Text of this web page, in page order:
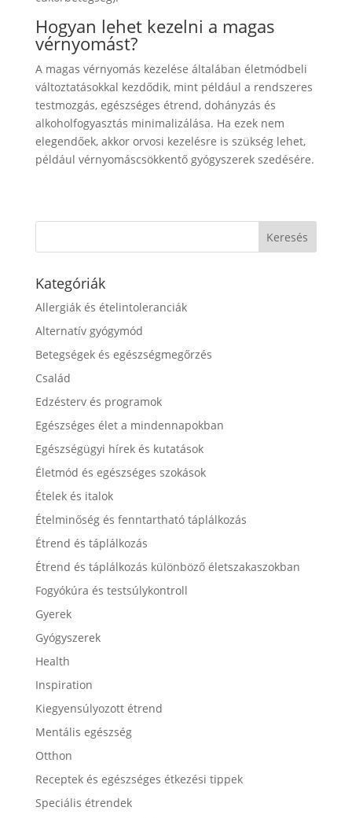
Hogyan lehet kezelni a magas
vérnyomást?
A magas vérnyomás kezelése általában életmódbeli
változtatásokkal kezdődik, mint például a rendszeres
testmozgás, egészséges étrend, dohányzás és
alkoholfogyasztás minimalizálása. Ha ezek nem
elegendőek, akkor orvosi kezelésre is szükség lehet,
például vérnyomáscsökkentő gyógyszerek szedésére.
Kategóriák
Allergiák és ételintoleranciák
Alternatív gyógymód
Betegségek és egészségmegőrzés
Család
Edzésterv és programok
Egészséges élet a mindennapokban
Egészségügyi hírek és kutatások
Életmód és egészséges szokások
Ételek és italok
Ételminőség és fenntartható táplálkozás
Étrend és táplálkozás
Étrend és táplálkozás különböző életszakaszokban
Fogyókúra és testsúlykontroll
Gyerek
Gyógyszerek
Health
Inspiration
Kiegyensúlyozott étrend
Mentális egészség
Otthon
Receptek és egészséges étkezési tippek
Speciális étrendek